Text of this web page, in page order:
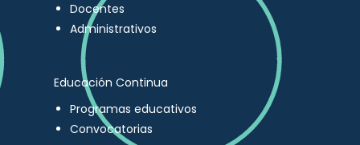
Docentes
Administrativos
Educación Continua
Programas educativos
Convocatorias